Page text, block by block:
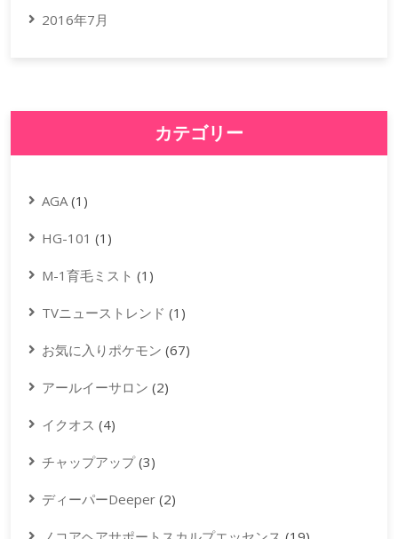
2016年7月
カテゴリー
AGA(1)
HG-101 (1)
M-1育毛ミスト (1)
TVニューストレンド (1)
お気に入りポケモン (67)
アールイーサロン (2)
イクオス (4)
チャップアップ(3)
ディーパーDeeper (2)